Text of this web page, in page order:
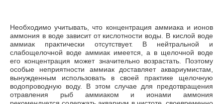
Необходимо учитывать, что концентрация аммиака и ионов
аммония в воде зависит от кислотности воды. В кислой воде
аммиак практически отсутствует. В нейтральной и
слабощелочной воде аммиак имеется, а в щелочной воде
его концентрация может значительно возрастать. Поэтому
особые неприятности аммиак доставляет аквариумистам,
вынужденным использовать в своей практике щелочную
водопроводную воду. В этом случае для предотвращения
отравления рыб аммиаком и ионами аммония